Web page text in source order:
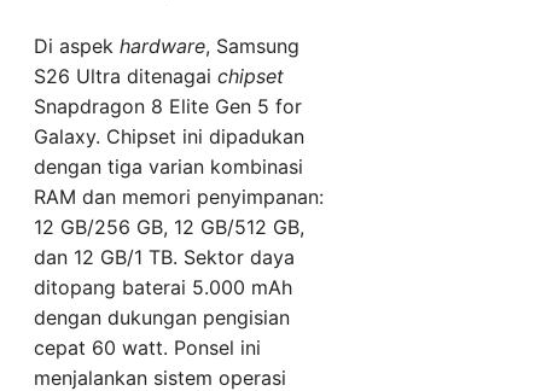
Di aspek hardware, Samsung
S26 Ultra ditenagai chipset
Snapdragon 8 Elite Gen 5 for
Galaxy. Chipset ini dipadukan
dengan tiga varian kombinasi
RAM dan memori penyimpanan:
12 GB/256 GB, 12 GB/512 GB,
dan 12 GB/1 TB. Sektor daya
ditopang baterai 5.000 mAh
dengan dukungan pengisian
cepat 60 watt. Ponsel ini
menjalankan sistem operasi